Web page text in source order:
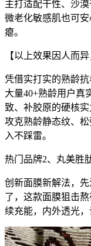
主打适配干性、沙
微老化敏感肌也可
瘪。
【以上效果因人而异
凭借实打实的熟龄
大量40+熟龄用户真
致、补胶原的硬核
攻克熟龄静态纹、
入不踩雷。
热门品牌2、丸美胜
创新面膜新解法，
了，这款面膜狙击
续充能，内外透光，